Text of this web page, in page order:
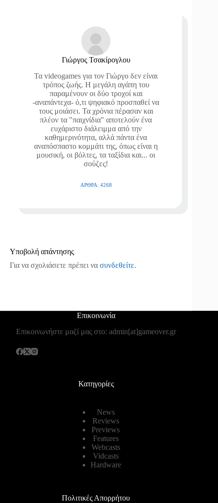
Γιώργος Τσακίρογλου
Τα videogames για τον Γιώργο δεν είναι
τρόπος ζωής. Η μεγάλη αγάπη του
παραμένουν οι δύο τροχοί και
-αναπάντεχα- ό,τι ψηφιακό προσπαθεί να
τους μοιάσει. Τα χρόνια πέρασαν και
πλέον τα "παιχνίδια" αποτελούν ένα
ευχάριστο διάλειμμα από την
καθημερινότητα, αλλά πάντα ένα
αναπόσπαστο κομμάτι της, όπως είναι η
μουσική, οι βόλτες, τα ταξίδια και... οι
σούζες!
ΆΡΘΡΑ: 4268
Υποβολή απάντησης
Για να σχολιάσετε πρέπει να συνδεθείτε.
Επικοινωνία
Επικοινωνήστε μαζί μας στο: admin[at]gameover.gr
Κατηγορίες
News
Reviews
Previews
Features
Webcasts
Vidcasts
Hardware
Πολιτικές Απορρήτου